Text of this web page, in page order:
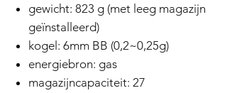
gewicht: 823 g (met leeg magazijn
geïnstalleerd)
kogel: 6mm BB (0,2~0,25g)
energiebron: gas
magazijncapaciteit: 27